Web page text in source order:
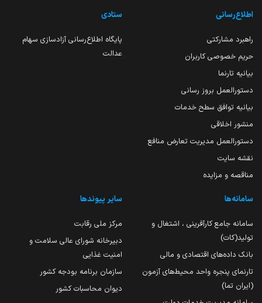
اطلاع‌رسانی
راهبرد مشارکتی
حریم خصوصی کاربران
بیانیه تارنما
دستورالعمل بروز رسانی
بیانیه توافق سطح خدمات
منشور اخلاقی
دستورالعمل مدیریت تعارض منافع
نقشه سایت
مناقصه و مزایده
ستادی
پایگاه اطلاع‌رسانی آزادسازی سهام
عدالت
سامانه‌ها
سامانه جامع کارآفرینی ، اشتغال و
تولید(کات)
بانک داده‌های اقتصادی و مالی
تارنمای پنجره واحد محیط‌های آزمون
(ایران تما)
سایر پیوندها
مرکز ملی رقابت
دبیرخانه شورای عالی سلامت و
امنیت غذایی
سازمان برنامه بودجه کشور
دیوان محاسبات کشور